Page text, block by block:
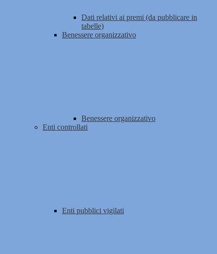
Dati relativi ai premi (da pubblicare in
tabelle)
Benessere organizzativo
Benessere organizzativo
Enti controllati
Enti pubblici vigilati